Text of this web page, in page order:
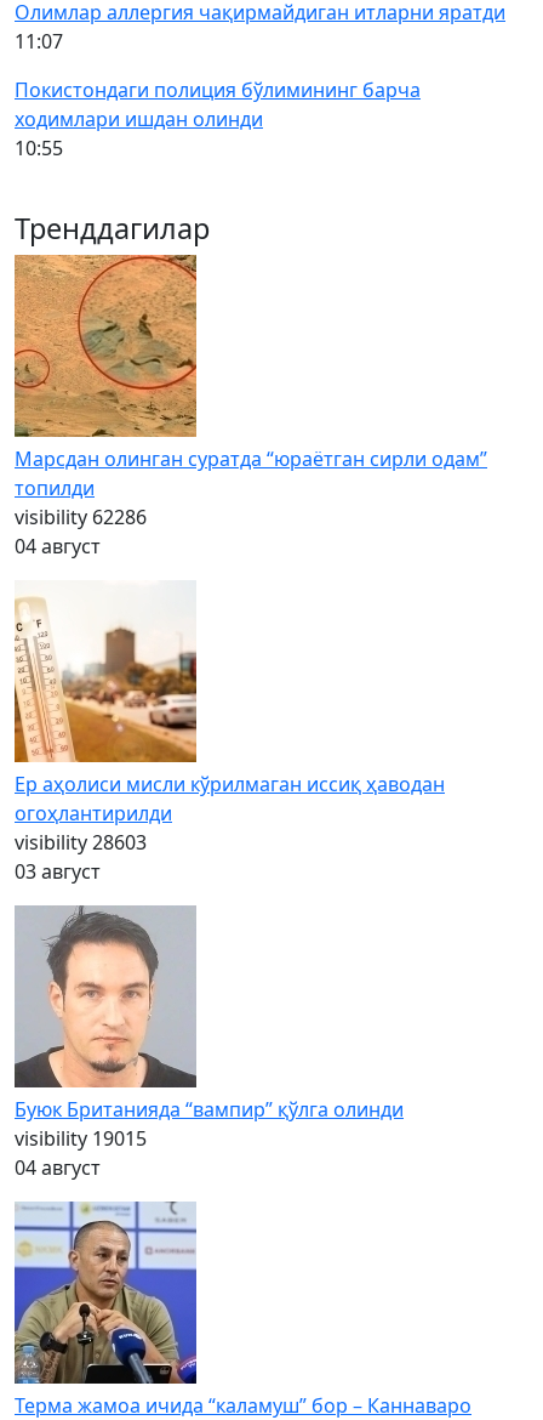
Олимлар аллергия чақирмайдиган итларни яратди
11:07
Покистондаги полиция бўлимининг барча
ходимлари ишдан олинди
10:55
Тренддагилар
Марсдан олинган суратда “юраётган сирли одам”
топилди
visibility 62286
04 август
Ер аҳолиси мисли кўрилмаган иссиқ ҳаводан
огоҳлантирилди
visibility28603
03 август
Буюк Британияда “вампир” қўлга олинди
visibility 19015
04 август
Терма жамоа ичида “каламуш” бор – Каннаваро